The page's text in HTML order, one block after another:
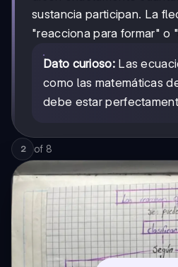
sustancia participan. La
"reacciona para formar" o
Dato curioso:Las
como las matemáticas
debe estar
2 of 8